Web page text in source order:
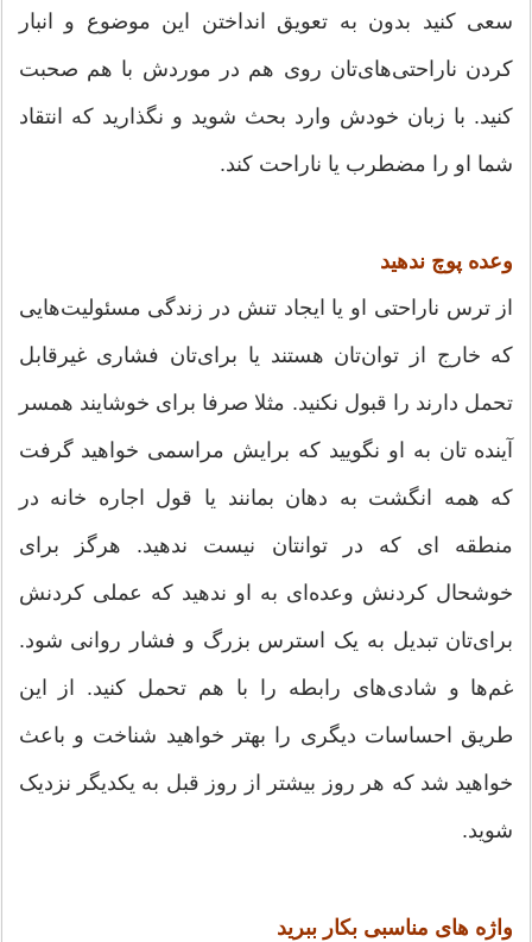
سعی کنید بدون به تعویق انداختن این موضوع و انبار
کردن ناراحتی‌های‌تان روی هم در موردش با هم صحبت
کنید. با زبان خودش وارد بحث شوید و نگذارید که انتقاد
شما او را مضطرب یا ناراحت کند.
وعده پوچ ندهید
از ترس ناراحتی او یا ایجاد تنش در زندگی مسئولیت‌هایی
که خارج از توا‌ن‌تان هستند یا برای‌تان فشاری غیرقابل
تحمل دارند را قبول نکنید. مثلا صرفا برای خوشایند همسر
آینده تان به او نگویید که برایش مراسمی خواهید گرفت
که همه انگشت به دهان بمانند یا قول اجاره خانه در
منطقه ای که در توانتان نیست ندهید. هرگز برای
خوشحال کردنش وعده‌ای به او ندهید که عملی کردنش
برای‌تان تبدیل به یک استرس بزرگ و فشار روانی شود.
غم‌ها و شادی‌های رابطه را با هم تحمل کنید. از این
طریق احساسات دیگری را بهتر خواهید شناخت و باعث
خواهید شد که هر روز بیشتر از روز قبل به یکدیگر نزدیک
شوید.
واژه های مناسبی بکار ببرید